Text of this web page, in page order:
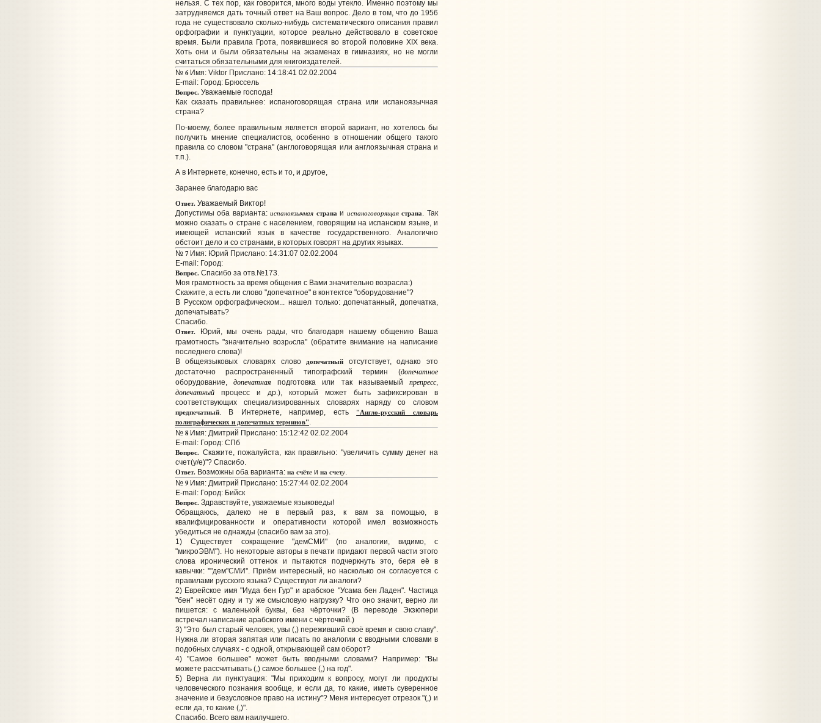
нельзя. С тех пор, как говорится, много воды утекло. Именно поэтому мы
затрудняемся дать точный ответ на Ваш вопрос. Дело в том, что до 1956
года не существовало сколько-нибудь систематического описания правил
орфографии и пунктуации, которое реально действовало в советское
время. Были правила Грота, появившиеся во второй половине XIX века.
Хоть они и были обязательны на экзаменах в гимназиях, но не могли
считаться обязательными для книгоиздателей.
№ 6Имя: Viktor Прислано: 14:18:41 02.02.2004
E-mail: Город: Брюссель
Вопрос.Уважаемые господа!
Как сказать правильнее: испаноговорящая страна или испаноязычная
страна?
По-моему, более правильным является второй вариант, но хотелось бы
получить мнение специалистов, особенно в отношении общего такого
правила со словом "страна" (англоговорящая или англоязычная страна и
т.п.).
А в Интернете, конечно, есть и то, и другое,
Заранее благодарю вас
Ответ.Уважаемый Виктор!
Допустимы оба варианта:испаноязычная странаи испаноговорящаястрана. Так
можно сказать о стране с населением, говорящим на испанском языке, и
имеющей испанский язык в качестве государственного. Аналогично
обстоит дело и со странами, в которых говорят на других языках.
№ 7Имя: Юрий Прислано: 14:31:07 02.02.2004
E-mail: Город:
Вопрос.Спасибо за отв.№173.
Моя грамотность за время общения с Вами значительно возрасла:)
Скажите, а есть ли слово "допечатное" в контектсе "оборудование"?
В Русском орфографическом... нашел только: допечатанный, допечатка,
допечатывать?
Спасибо.
Ответ.Юрий, мы очень рады, что благодаря нашему общению Ваша
грамотность "значительно возросла" (обратите внимание на написание
последнего слова)!
В общеязыковых словарях словодопечатный отсутствует, однако это
достаточно распространенный типографский термин (допечатное
оборудование,допечатная подготовка или так называемый препресс,
допечатныйпроцесс и др.), который может быть зафиксирован в
соответствующих специализированных словарях наряду со словом
предпечатный. В Интернете, например, есть "Англо-русский словарь
полиграфических и допечатных терминов".
№ 8Имя: Дмитрий Прислано: 15:12:42 02.02.2004
E-mail: Город: СПб
Вопрос.Скажите, пожалуйста, как правильно: "увеличить сумму денег на
счет(у/е)"? Спасибо.
Ответ.Возможны оба варианта: на счётеи на счету.
№ 9Имя: Дмитрий Прислано: 15:27:44 02.02.2004
E-mail: Город: Бийск
Вопрос.Здравствуйте, уважаемые языковеды!
Обращаюсь, далеко не в первый раз, к вам за помощью, в
квалифицированности и оперативности которой имел возможность
убедиться не однажды (спасибо вам за это).
1) Существует сокращение "демСМИ" (по аналогии, видимо, с
"микроЭВМ"). Но некоторые авторы в печати придают первой части этого
слова иронический оттенок и пытаются подчеркнуть это, беря её в
кавычки: ''"дем"СМИ''. Приём интересный, но насколько он согласуется с
правилами русского языка? Существуют ли аналоги?
2) Еврейское имя "Иуда бен Гур" и арабское "Усама бен Ладен". Частица
"бен" несёт одну и ту же смысловую нагрузку? Что оно значит, верно ли
пишется: с маленькой буквы, без чёрточки? (В переводе Экзюпери
встречал написание арабского имени с чёрточкой.)
3) "Это был старый человек, увы (,) переживший своё время и свою славу".
Нужна ли вторая запятая или писать по аналогии с вводными словами в
подобных случаях - с одной, открывающей сам оборот?
4) "Самое большее" может быть вводными словами? Например: "Вы
можете рассчитывать (,) самое большее (,) на год".
5) Верна ли пунктуация: "Мы приходим к вопросу, могут ли продукты
человеческого познания вообще, и если да, то какие, иметь суверенное
значение и безусловное право на истину"? Меня интересует отрезок "(,) и
если да, то какие (,)".
Спасибо. Всего вам наилучшего.